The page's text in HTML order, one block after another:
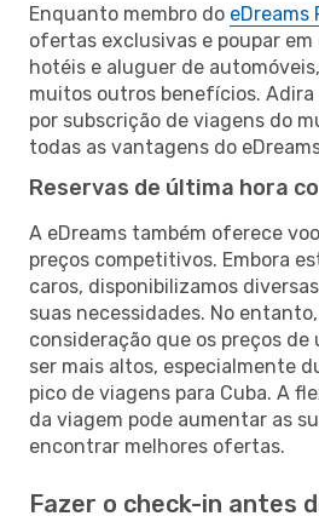
Enquanto membro do eDreams
ofertas exclusivas e poupar
hotéis e aluguer de
muitos outros benefícios.
por subscrição de viagens do
todas as vantagens do
Reservas de última hora
A eDreams também oferece
preços competitivos. Embora
caros, disponibilizamos
suas necessidades. No
consideração que os preços de
ser mais altos, especialmente
pico de viagens para Cuba. A
da viagem pode aumentar as
encontrar melhores ofertas.
Fazer o check-in antes